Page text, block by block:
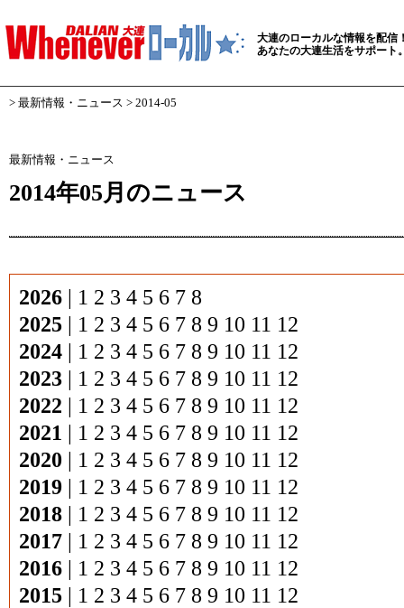
大連のローカルな情報を配信
あなたの大連生活をサポート
> 最新情報・ニュース > 2014-05
最新情報・ニュース
2014年05月のニュース
2026 | 1 2 3 4 5 6 7 8
2025 | 1 2 3 4 5 6 7 8 9 10 11 12
2024 | 1 2 3 4 5 6 7 8 9 10 11 12
2023 | 1 2 3 4 5 6 7 8 9 10 11 12
2022 | 1 2 3 4 5 6 7 8 9 10 11 12
2021 | 1 2 3 4 5 6 7 8 9 10 11 12
2020 | 1 2 3 4 5 6 7 8 9 10 11 12
2019 | 1 2 3 4 5 6 7 8 9 10 11 12
2018 | 1 2 3 4 5 6 7 8 9 10 11 12
2017 | 1 2 3 4 5 6 7 8 9 10 11 12
2016 | 1 2 3 4 5 6 7 8 9 10 11 12
2015 | 1 2 3 4 5 6 7 8 9 10 11 12